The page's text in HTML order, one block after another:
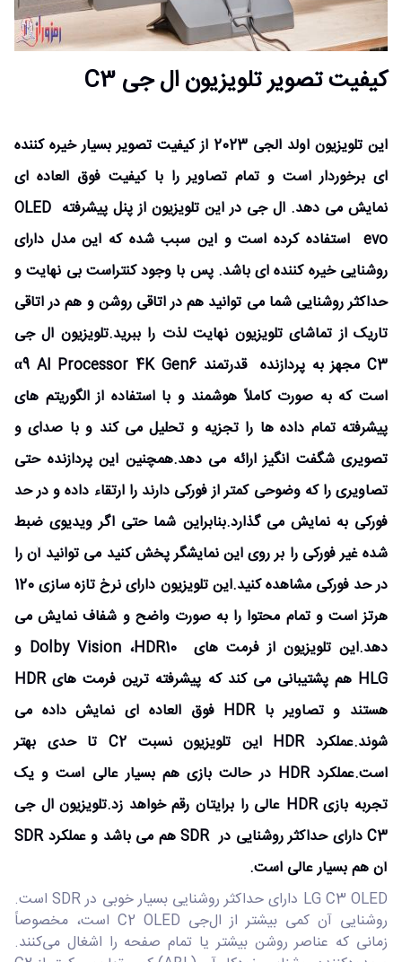
کیفیت تصویر تلویزیون ال جی C3
این تلویزیون اولد الجی 2023 از کیفیت تصویر بسیار خیره کننده
ای برخوردار است و تمام تصاویر را با کیفیت فوق العاده ای
نمایش می دهد. ال جی در این تلویزیون از پنل پیشرفته OLED
evo استفاده کرده است و این سبب شده که این مدل دارای
روشنایی خیره کننده ای باشد. پس با وجود کنتراست بی نهایت و
حداکثر روشنایی شما می توانید هم در اتاقی روشن و هم در اتاقی
تاریک از تماشای تلویزیون نهایت لذت را ببرید.تلویزیون ال جی
C3 مجهز به پردازنده قدرتمند α9 AI Processor 4K Gen6
است که به صورت کاملاً هوشمند و با استفاده از الگوریتم های
پیشرفته تمام داده ها را تجزیه و تحلیل می کند و با صدای و
تصویری شگفت انگیز ارائه می دهد.همچنین این پردازنده حتی
تصاویری را که وضوحی کمتر از فورکی دارند را ارتقاء داده و در حد
فورکی به نمایش می گذارد.بنابراین شما حتی اگر ویدیوی ضبط
شده غیر فورکی را بر روی این نمایشگر پخش کنید می توانید آن را
در حد فورکی مشاهده کنید.این تلویزیون دارای نرخ تازه سازی 120
هرتز است و تمام محتوا را به صورت واضح و شفاف نمایش می
دهد.این تلویزیون از فرمت های Dolby Vision ،HDR10 و
HLG هم پشتیبانی می کند که پیشرفته ترین فرمت های HDR
هستند و تصاویر با HDR فوق العاده ای نمایش داده می
شوند.عملکرد HDR این تلویزیون نسبت C2 تا حدی بهتر
است.عملکرد HDR در حالت بازی هم بسیار عالی است و یک
تجربه بازی HDR عالی را برایتان رقم خواهد زد.تلویزیون ال جی
C3 دارای حداکثر روشنایی در SDR هم می باشد و عملکرد SDR
آن هم بسیار عالی است.
LG C3 OLED دارای حداکثر روشنایی بسیار خوبی در SDR است.
روشنایی آن کمی بیشتر از ال‌جی C2 OLED است، مخصوصاً
زمانی که عناصر روشن بیشتر یا تمام صفحه را اشغال می‌کنند.